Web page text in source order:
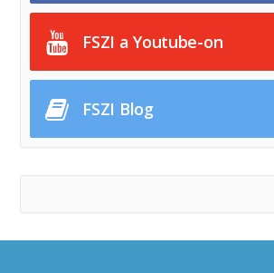
FSZI a Youtube-on
FSZI Blog